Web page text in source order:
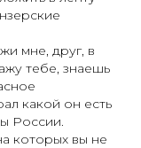
мне, друг, в
тебе, знаешь
какой он есть
России.
которых вы не